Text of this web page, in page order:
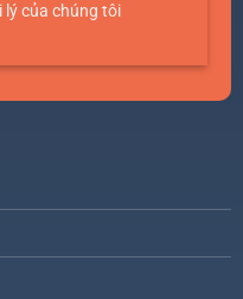
lý của chúng tôi